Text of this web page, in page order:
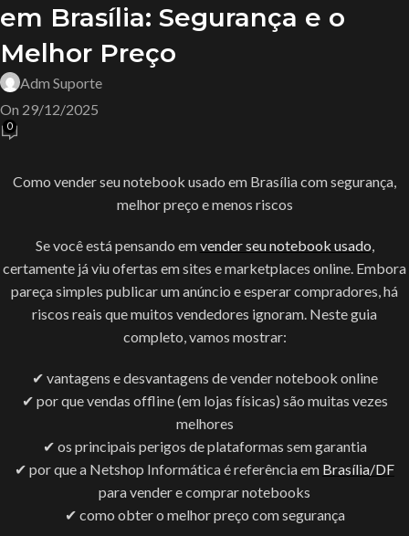
em Brasília: Segurança e o
Melhor Preço
Adm Suporte
On 29/12/2025
0
Como vender seu notebook usado em Brasília com segurança,
melhor preço e menos riscos
Se você está pensando emvender seu notebook usado,
certamente já viu ofertas em sites e marketplaces online. Embora
pareça simples publicar um anúncio e esperar compradores, há
riscos reais que muitos vendedores ignoram. Neste guia
completo, vamos mostrar:
✔ vantagens e desvantagens de vender notebook online
✔ por que vendas offline (em lojas físicas) são muitas vezes
melhores
✔ os principais perigos de plataformas sem garantia
✔ por que a Netshop Informática é referência em Brasília/DF
para vender e comprar notebooks
✔ como obter o melhor preço com segurança